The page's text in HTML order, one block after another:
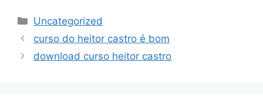
Categorias
Uncategorized
curso do heitor castro é bom
download curso heitor castro